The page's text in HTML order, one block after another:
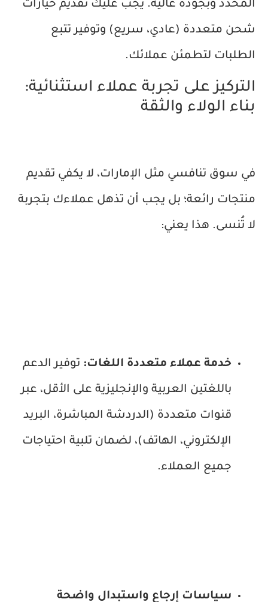
المحدد وبجودة عالية. يجب عليك تقديم خيارات
شحن متعددة (عادي، سريع) وتوفير تتبع
الطلبات لتطمئن عملائك.
التركيز على تجربة عملاء استثنائية:
بناء الولاء والثقة
في سوق تنافسي مثل الإمارات، لا يكفي تقديم
منتجات رائعة؛ بل يجب أن تذهل عملاءك بتجربة
لا تُنسى. هذا يعني:
خدمة عملاء متعددة اللغات: توفير الدعم
باللغتين العربية والإنجليزية على الأقل، عبر
قنوات متعددة (الدردشة المباشرة، البريد
الإلكتروني، الهاتف)، لضمان تلبية احتياجات
جميع العملاء.
سياسات إرجاع واستبدال واضحة